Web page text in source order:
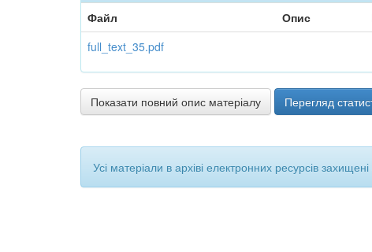
Файл
Опис
full_text_35.pdf
Показати повний опис матеріалу Перегляд
Усі матеріали в архіві електронних ресурсів